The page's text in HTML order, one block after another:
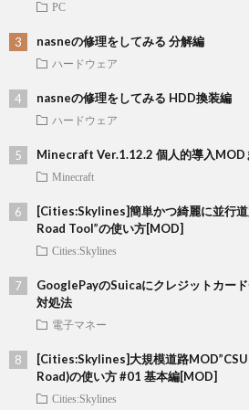
PC
nasneの修理をしてみる 分解編
ハードウェア
nasneの修理をしてみる HDD換装編
ハードウェア
Minecraft Ver.1.12.2 個人的導入MOD
Minecraft
[Cities:Skylines]簡単かつ綺麗に並行
Road Tool”の使い方[MOD]
Cities:Skylines
GooglePayのSuicaにクレジットカー
対処法
電子マネー
[Cities:Skylines]大規模道路
Road)の使い方 #01 基本編[MOD]
Cities:Skylines